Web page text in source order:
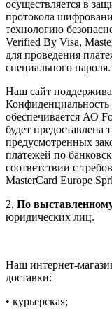
осуществляется в
протокола
технологию
Verified By Visa,
для проведения
специального пароля.
Наш сайт
обеспечивается АО
будет предоставлена
предусмотренных
платежей по
соответствии с
MasterCard Europe
2. По
юридических лиц.
Наш интернет-
доставки:
• курьерская;